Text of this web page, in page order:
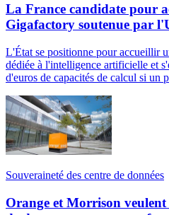
La France candidate pour
Gigafactory soutenue par
L'État se positionne pour accueillir
dédiée à l'intelligence artificielle et
d'euros de capacités de calcul si un
Souveraineté des centre de données
Orange et Morrison veulent